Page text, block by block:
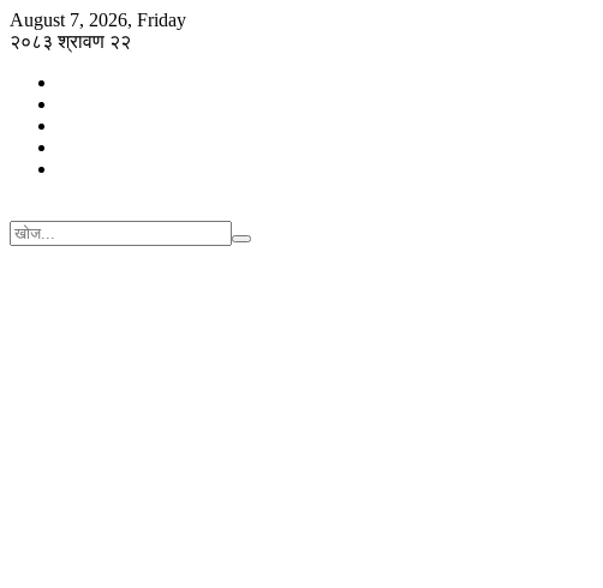
August 7, 2026, Friday
२०८३ श्रावण २२